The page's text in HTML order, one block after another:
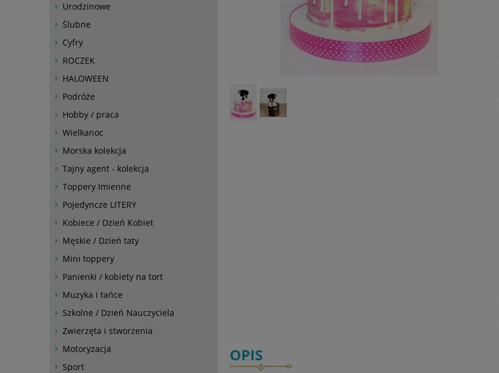
Urodzinowe
Ślubne
Cyfry
ROCZEK
HALOWEEN
Podróże
Hobby / praca
Wielkanoc
Morska kolekcja
Tajny agent - kolekcja
Toppery Imienne
Pojedyncze LITERY
Kobiece / Dzień Kobiet
Męskie / Dzień taty
Mini toppery
Panienki / kobiety na tort
Muzyka i tańce
Szkolne / Dzień Nauczyciela
Zwierzęta i stworzenia
Motoryzacja
Sport
OPIS